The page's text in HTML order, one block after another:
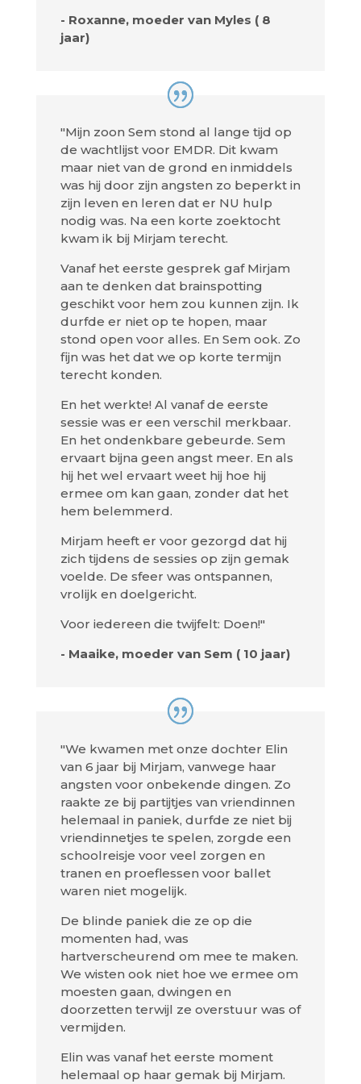
- Roxanne, moeder van Myles ( 8
jaar)
"Mijn zoon Sem stond al lange tijd op
de wachtlijst voor EMDR. Dit kwam
maar niet van de grond en inmiddels
was hij door zijn angsten zo beperkt in
zijn leven en leren dat er NU hulp
nodig was. Na een korte zoektocht
kwam ik bij Mirjam terecht.
Vanaf het eerste gesprek gaf Mirjam
aan te denken dat brainspotting
geschikt voor hem zou kunnen zijn. Ik
durfde er niet op te hopen, maar
stond open voor alles. En Sem ook. Zo
fijn was het dat we op korte termijn
terecht konden.
En het werkte! Al vanaf de eerste
sessie was er een verschil merkbaar.
En het ondenkbare gebeurde. Sem
ervaart bijna geen angst meer. En als
hij het wel ervaart weet hij hoe hij
ermee om kan gaan, zonder dat het
hem belemmerd.
Mirjam heeft er voor gezorgd dat hij
zich tijdens de sessies op zijn gemak
voelde. De sfeer was ontspannen,
vrolijk en doelgericht.
Voor iedereen die twijfelt: Doen!"
- Maaike, moeder van Sem ( 10 jaar)
"We kwamen met onze dochter Elin
van 6 jaar bij Mirjam, vanwege haar
angsten voor onbekende dingen. Zo
raakte ze bij partijtjes van vriendinnen
helemaal in paniek, durfde ze niet bij
vriendinnetjes te spelen, zorgde een
schoolreisje voor veel zorgen en
tranen en proeflessen voor ballet
waren niet mogelijk.
De blinde paniek die ze op die
momenten had, was
hartverscheurend om mee te maken.
We wisten ook niet hoe we ermee om
moesten gaan, dwingen en
doorzetten terwijl ze overstuur was of
vermijden.
Elin was vanaf het eerste moment
helemaal op haar gemak bij Mirjam.